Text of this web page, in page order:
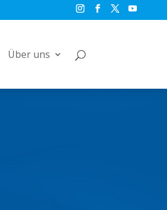
Über uns